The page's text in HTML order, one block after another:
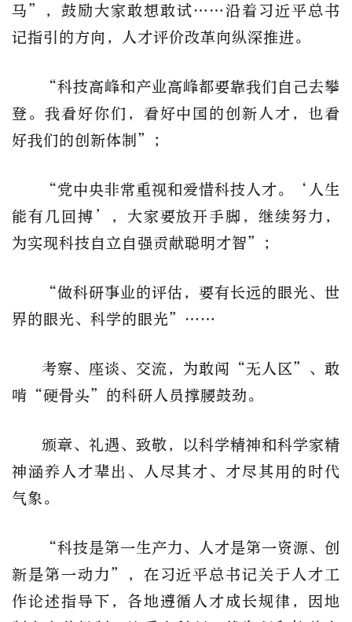
马”，鼓励大家敢想敢试……沿着习近平总书
记指引的方向，人才评价改革向纵深推进。
“科技高峰和产业高峰都要靠我们自己去攀
登。我看好你们，看好中国的创新人才，也看
好我们的创新体制”；
“党中央非常重视和爱惜科技人才。‘人生
能有几回搏’，大家要放开手脚，继续努力，
为实现科技自立自强贡献聪明才智”；
“做科研事业的评估，要有长远的眼光、世
界的眼光、科学的眼光”……
考察、座谈、交流，为敢闯“无人区”、敢
啃“硬骨头”的科研人员撑腰鼓劲。
颁章、礼遇、致敬，以科学精神和科学家精
神涵养人才辈出、人尽其才、才尽其用的时代
气象。
“科技是第一生产力、人才是第一资源、创
新是第一动力”，在习近平总书记关于人才工
作论述指导下，各地遵循人才成长规律，因地